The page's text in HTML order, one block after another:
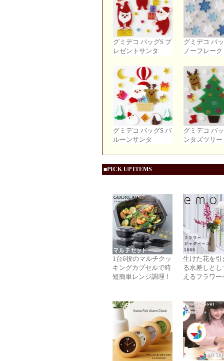
グミデコ バッグS プ
レゼントサンタ
グミデコ バ
ノーフレーク
グミデコ バッグS バ
ルーンサンタ
グミデコ バ
ンタズツリー
■PICK UP ITEMS
1台6役のマルチクッ
キングカプセルで時
短簡単レンジ調理！
生けた花を引
る水差しとし
えるフラワー